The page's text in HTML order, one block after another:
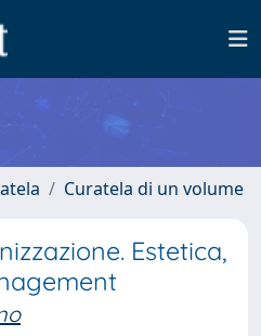
Curatela di un volume
Estetica,